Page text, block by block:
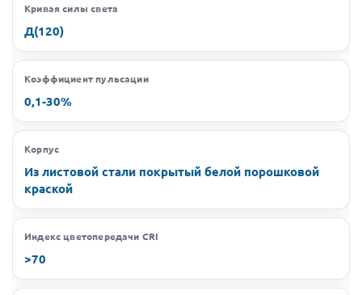
Кривая силы света
Д(120)
Коэффициент пульсации
0,1-30%
Корпус
Из листовой стали покрытый белой порошковой
краской
Индекс цветопередачи CRI
>70